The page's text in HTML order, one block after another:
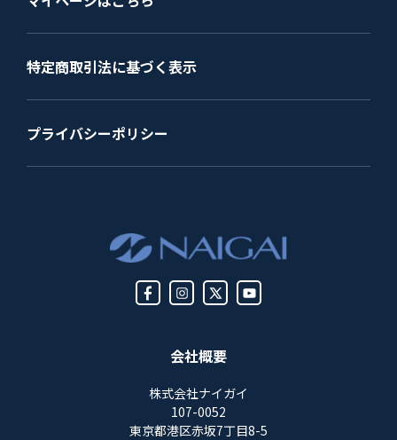
会社概要
株式会社ナイガイ
107-0052
東京都港区赤坂7丁目8-5
特定商取引法に基づく表示
プライバシーポリシー